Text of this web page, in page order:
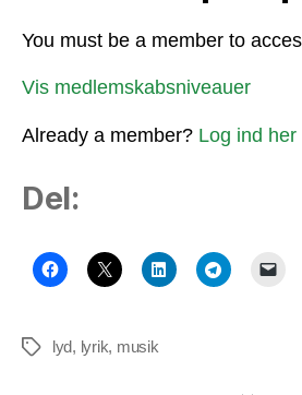
You must be a member to
Vis medlemskabsniveauer
Already a member? Log ind her
Del:
Tags lyd, lyrik, musik